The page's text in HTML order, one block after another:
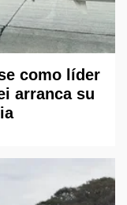
como líder
arranca su